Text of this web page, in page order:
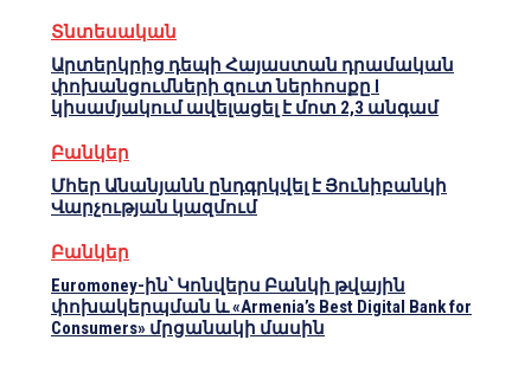
Տնտեսական
Արտերկրից դեպի Հայաստան դրամական
փոխանցումների զուտ ներհոսքը I
կիսամյակում ավելացել է մոտ 2,3 անգամ
Բանկեր
Մհեր Անանյանն ընդգրկվել է Յունիբանկի
Վարչության կազմում
Բանկեր
Euromoney-ին՝ Կոնվերս Բանկի թվային
փոխակերպման և «Armenia’s Best Digital Bank for
Consumers» մրցանակի մասին